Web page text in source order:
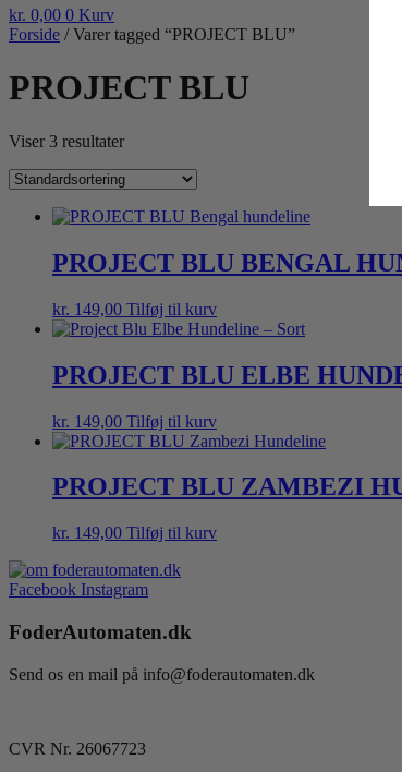
kr. 0,00 0 Kurv
Forside / Varer tagged “PROJECT BLU”
PROJECT BLU
Viser 3 resultater
PROJECT BLU BENGAL
kr. 149,00 Tilføj til kurv
PROJECT BLU ELBE
kr. 149,00 Tilføj til kurv
PROJECT BLU ZAMBEZI
kr. 149,00 Tilføj til kurv
Facebook Instagram
FoderAutomaten.dk
Send os en mail på info@foderautomaten.dk
CVR Nr. 26067723